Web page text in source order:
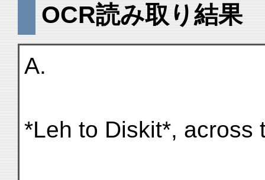
OCR読み取り結果
A.
*Leh to Diskit*, across